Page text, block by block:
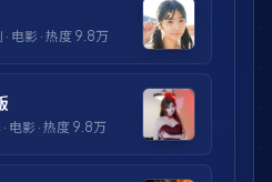
· 电影 · 热度 9.8万
· 电影 · 热度 9.8万